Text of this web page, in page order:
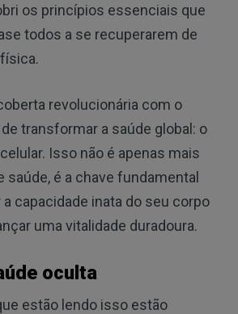
os princípios essenciais que
todos a se recuperarem de
revolucionária com o
transformar a saúde global: o
Isso não é apenas mais
saúde, é a chave fundamental
capacidade inata do seu corpo
uma vitalidade duradoura.
oculta
estão lendo isso estão